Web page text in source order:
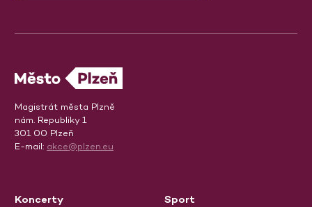
Magistrát města Plzně
nám. Republiky 1
301 00 Plzeň
E-mail: akce@plzen.eu
Koncerty Sport